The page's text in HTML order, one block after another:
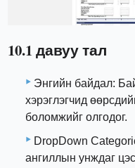
10.1 давуу тал
Энгийн байдал:
хэрэглэгчид
боломжийг олгодог.
DropDown
ангиллын унждаг